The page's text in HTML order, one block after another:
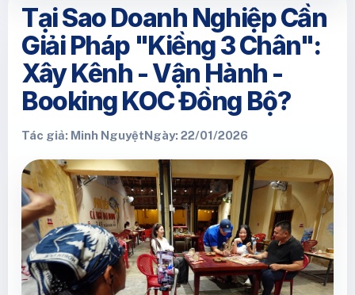
Tại Sao Doanh Nghiệp Cần
Giải Pháp "Kiềng 3 Chân":
Xây Kênh - Vận Hành -
Booking KOC Đồng Bộ?
Tác giả: Minh NguyệtNgày: 22/01/2026